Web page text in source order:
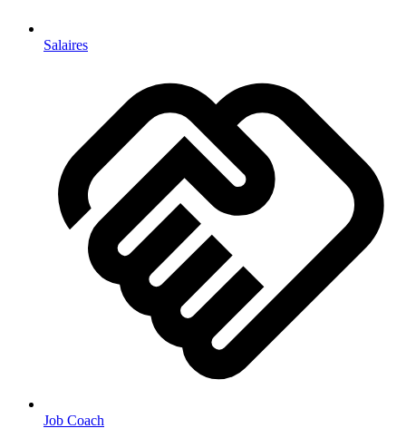
Salaires
Job Coach